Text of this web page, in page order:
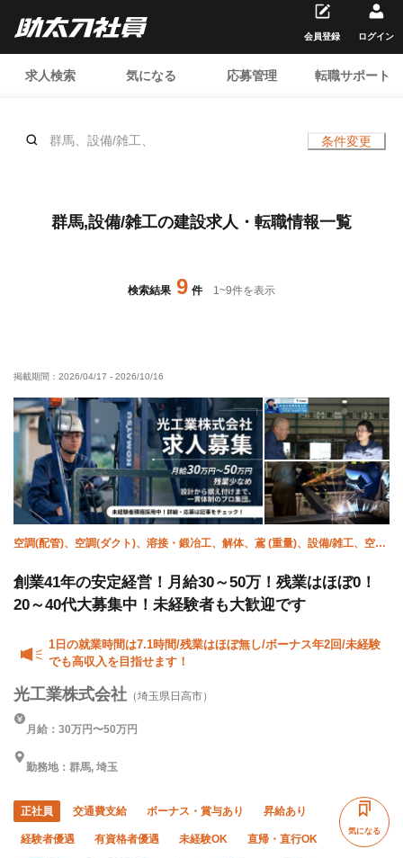
求人検索 気になる 応募管理 転職サポート
会員登録 ログイン
群馬、設備/雑工、 条件変更
群馬,設備/雑工の建設求人・転職情報一覧
検索結果 9 件 1~9件を表示
掲載期間： 2026/04/17 - 2026/10/16
空調(配管)、空調(ダクト)、溶接・鍛冶工、解体、鳶 (重量)、設備/雑工、空調
創業41年の安定経営！月給30～50万！残業はほぼ0！
20～40代大募集中！未経験者も大歓迎です
1日の就業時間は7.1時間/残業はほぼ無し/ボーナス年2回/未経験
でも高収入を目指せます！
光工業株式会社 （埼玉県日高市）
月給：30万円〜50万円
勤務地：群馬, 埼玉
正社員 交通費支給 ボーナス・賞与あり 昇給あり
経験者優遇 有資格者優遇 未経験OK 直帰・直行OK
気になる